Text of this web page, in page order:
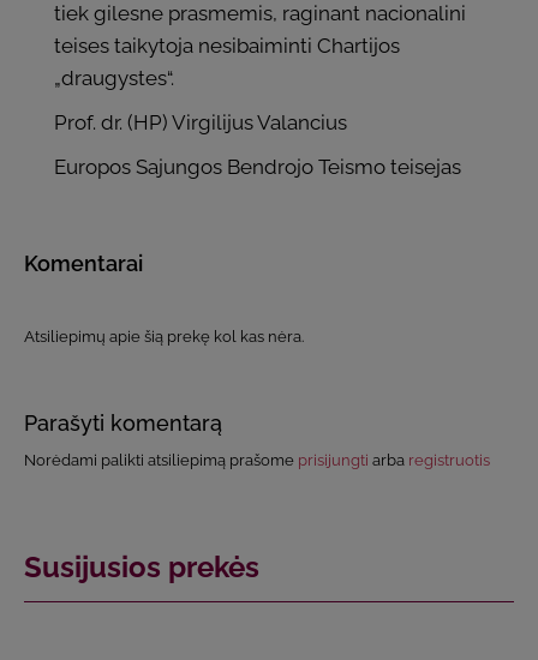
tiek gilesne prasmemis, raginant nacionalini
teises taikytoja nesibaiminti Chartijos
„draugystes“.
Prof. dr. (HP) Virgilijus Valancius
Europos Sajungos Bendrojo Teismo teisejas
Komentarai
Atsiliepimų apie šią prekę kol kas nėra.
Parašyti komentarą
Norėdami palikti atsiliepimą prašome prisijungti arba registruotis
Susijusios prekės